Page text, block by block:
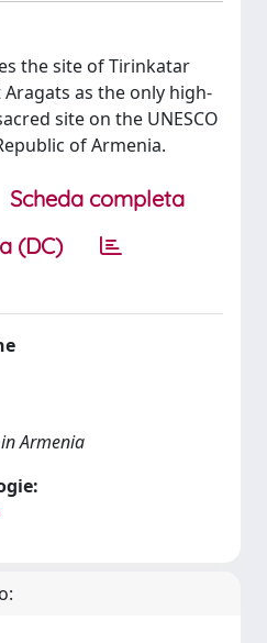
the site of Tirinkatar
as the only high-
site on the UNESCO
of Armenia.
Scheda completa
(DC)
Armenia